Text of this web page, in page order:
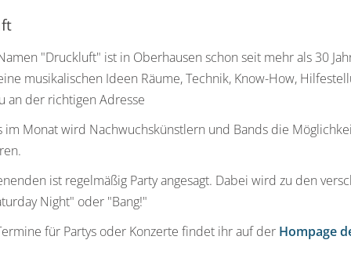
"Druckluft" ist in Oberhausen schon seit mehr als 30
musikalischen Ideen Räume, Technik, Know-How,
an der richtigen Adresse
im Monat wird Nachwuchskünstlern und Bands die
ist regelmäßig Party angesagt. Dabei wird zu den
Night" oder "Bang!"
für Partys oder Konzerte findet ihr auf der Hompage